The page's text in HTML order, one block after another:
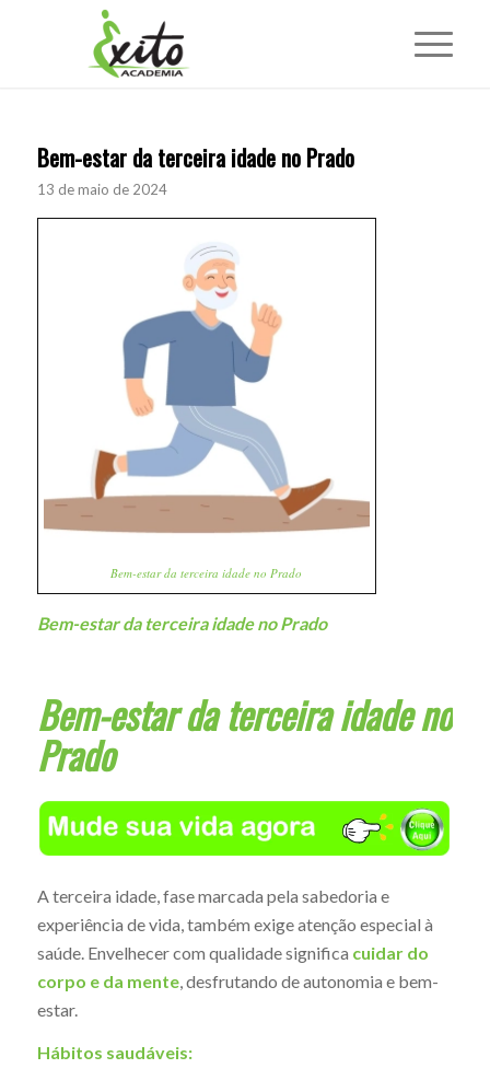
Bem-estar da terceira idade no Prado
13 de maio de 2024
Bem-estar da terceira idade no Prado
Bem-estar da terceira idade no Prado
Bem-estar da terceira idade no
Prado
A terceira idade, fase marcada pela sabedoria e
experiência de vida, também exige atenção especial à
saúde. Envelhecer com qualidade significa cuidar do
corpo e da mente, desfrutando de autonomia e bem-
estar.
Hábitos saudáveis: